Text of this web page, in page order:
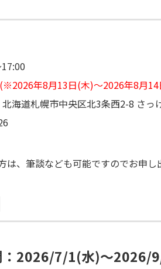
(※2026年8月13日(木)～2026年8月
海道札幌市中央区北3条西2-8 さっ
は、筆談なども可能ですのでお申し
：2026/7/1(水)～2026/